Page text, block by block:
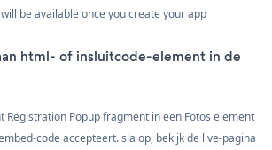
be available once you create your app
html- of insluitcode-element in de
Registration Popup fragment in een Fotos element
code accepteert. sla op, bekijk de live-pagina